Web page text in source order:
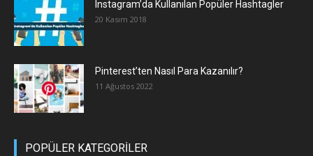
Instagram’da Kullanılan Popüler Hashtagler
20 Kasım 2018
Pinterest’ten Nasıl Para Kazanılır?
11 Ağustos 2022
POPÜLER KATEGORİLER